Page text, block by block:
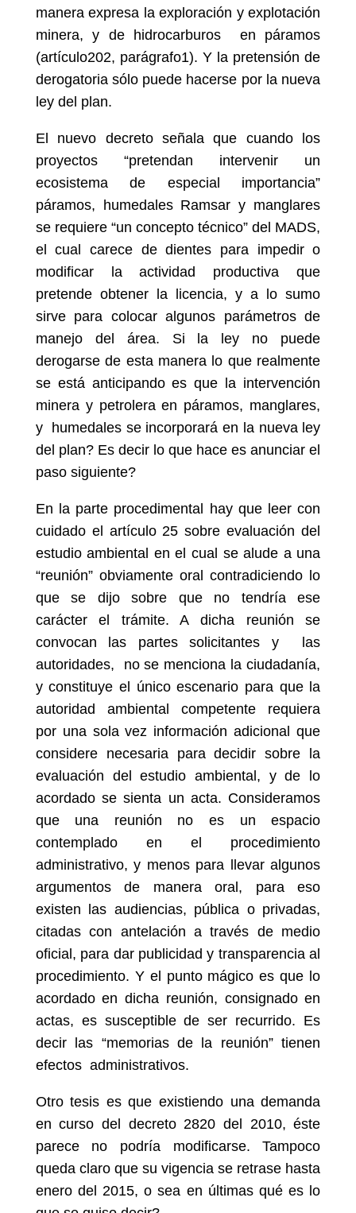
manera expresa la exploración y explotación
minera, y de hidrocarburos en páramos
(artículo202, parágrafo1). Y la pretensión de
derogatoria sólo puede hacerse por la nueva
ley del plan.
El nuevo decreto señala que cuando los
proyectos “pretendan intervenir un
ecosistema de especial importancia”
páramos, humedales Ramsar y manglares
se requiere “un concepto técnico” del MADS,
el cual carece de dientes para impedir o
modificar la actividad productiva que
pretende obtener la licencia, y a lo sumo
sirve para colocar algunos parámetros de
manejo del área. Si la ley no puede
derogarse de esta manera lo que realmente
se está anticipando es que la intervención
minera y petrolera en páramos, manglares,
y humedales se incorporará en la nueva ley
del plan? Es decir lo que hace es anunciar el
paso siguiente?
En la parte procedimental hay que leer con
cuidado el artículo 25 sobre evaluación del
estudio ambiental en el cual se alude a una
“reunión” obviamente oral contradiciendo lo
que se dijo sobre que no tendría ese
carácter el trámite. A dicha reunión se
convocan las partes solicitantes y las
autoridades, no se menciona la ciudadanía,
y constituye el único escenario para que la
autoridad ambiental competente requiera
por una sola vez información adicional que
considere necesaria para decidir sobre la
evaluación del estudio ambiental, y de lo
acordado se sienta un acta. Consideramos
que una reunión no es un espacio
contemplado en el procedimiento
administrativo, y menos para llevar algunos
argumentos de manera oral, para eso
existen las audiencias, pública o privadas,
citadas con antelación a través de medio
oficial, para dar publicidad y transparencia al
procedimiento. Y el punto mágico es que lo
acordado en dicha reunión, consignado en
actas, es susceptible de ser recurrido. Es
decir las “memorias de la reunión” tienen
efectos administrativos.
Otro tesis es que existiendo una demanda
en curso del decreto 2820 del 2010, éste
parece no podría modificarse. Tampoco
queda claro que su vigencia se retrase hasta
enero del 2015, o sea en últimas qué es lo